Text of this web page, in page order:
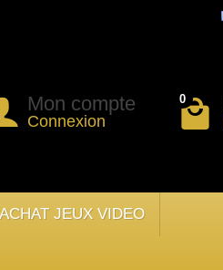
Mon compte
Connexion
0
JEUX VIDEO